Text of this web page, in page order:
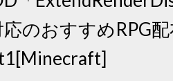
のおすすめRPG